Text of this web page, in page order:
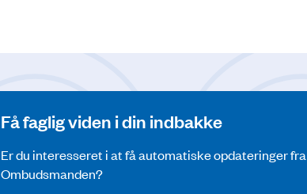
Få faglig viden i din indbakke
Er du interesseret i at få automatiske opdateringer fra
Ombudsmanden?